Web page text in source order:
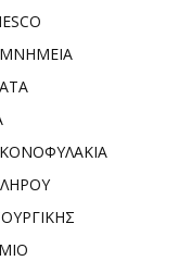
ΜΝΗΜΕΙΑ